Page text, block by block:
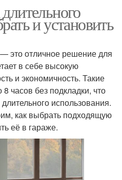
и установить
это отличное решение для
в себе высокую
и экономичность. Такие
часов без подкладки, что
использования.
как выбрать подходящую
её в гараже.